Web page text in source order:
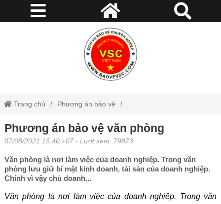
Trang chủ Phương án bảo vệ
Phương án bảo vệ văn phòng
Phương án bảo vệ văn phòng
07/08/2021 15:40 +07 - Lượt xem: 79873
Văn phòng là nơi làm việc của doanh nghiệp. Trong văn
phòng lưu giữ bí mật kinh doanh, tài sản của doanh nghiệp.
Chính vì vậy chủ doanh...
Văn phòng là nơi làm việc của doanh nghiệp. Trong văn